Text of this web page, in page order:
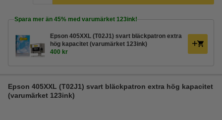
Spara mer än 45% med varumärket 123ink!
Epson 405XXL (T02J1) svart bläckpatron extra
hög kapacitet (varumärket 123ink)
400 kr
Epson 405XXL (T02J1) svart bläckpatron extra hög kapacitet
(varumärket 123ink)